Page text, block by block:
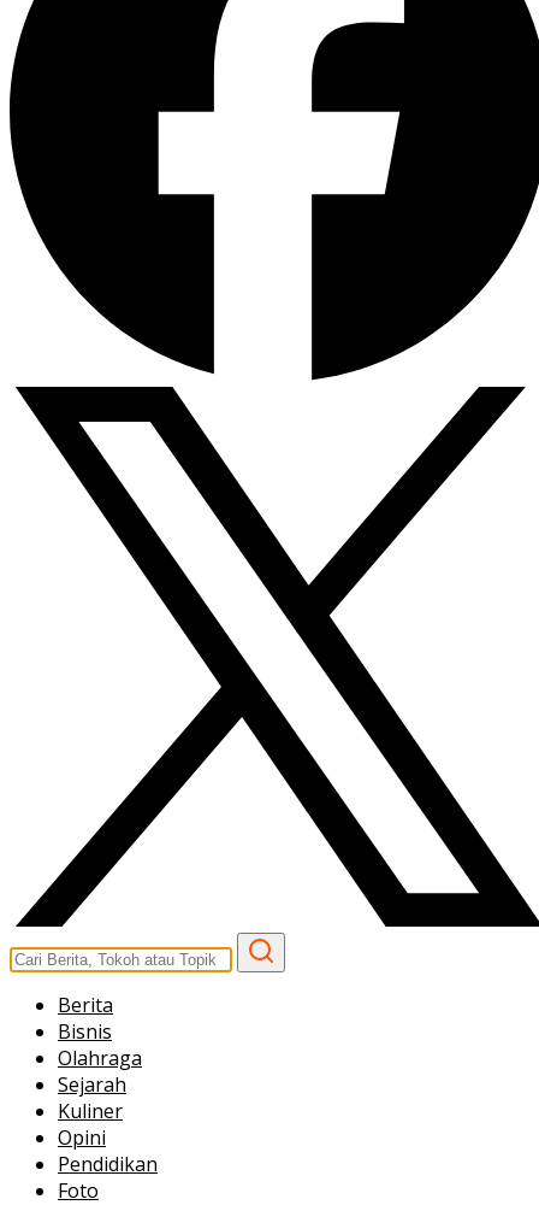
Berita
Bisnis
Olahraga
Sejarah
Kuliner
Opini
Pendidikan
Foto